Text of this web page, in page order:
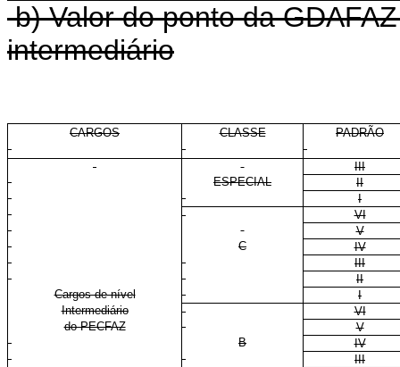
b) Valor do ponto da
intermediário
CARGOS CLASSE PADRÃO
III
ESPECIAL
II
I
VI
V
C
IV
III
II
Cargos de nível
I
Intermediário
VI
do PECFAZ
V
B
IV
III